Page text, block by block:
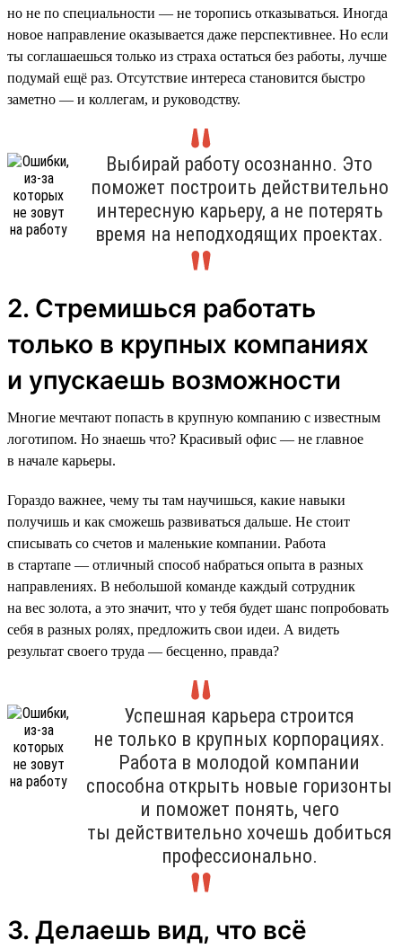
но не по специальности — не торопись отказываться. Иногда
новое направление оказывается даже перспективнее. Но если
ты соглашаешься только из страха остаться без работы, лучше
подумай ещё раз. Отсутствие интереса становится быстро
заметно — и коллегам, и руководству.
Выбирай работу осознанно. Это
поможет построить действительно
интересную карьеру, а не потерять
время на неподходящих проектах.
2. Стремишься работать
только в крупных компаниях
и упускаешь возможности
Многие мечтают попасть в крупную компанию с известным
логотипом. Но знаешь что? Красивый офис — не главное
в начале карьеры.
Гораздо важнее, чему ты там научишься, какие навыки
получишь и как сможешь развиваться дальше. Не стоит
списывать со счетов и маленькие компании. Работа
в стартапе — отличный способ набраться опыта в разных
направлениях. В небольшой команде каждый сотрудник
на вес золота, а это значит, что у тебя будет шанс попробовать
себя в разных ролях, предложить свои идеи. А видеть
результат своего труда — бесценно, правда?
Успешная карьера строится
не только в крупных корпорациях.
Работа в молодой компании
способна открыть новые горизонты
и поможет понять, чего
ты действительно хочешь добиться
профессионально.
3. Делаешь вид, что всё